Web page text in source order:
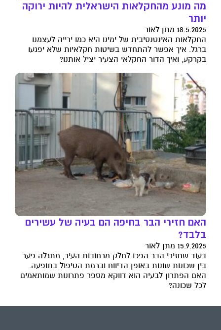
מה מונע מהחקלאות הישראלית להיות ירוקה
יותר
18.5.2025 מתן לאור
החקלאות האינטנסיבית של ימינו היא כמו ירייה לעצמנו
ברגל. איך אפשר להתחדש בשיטות חקלאיות שלא יפגעו
בקרקע, ואיך הדור החקלאי הצעיר יציל אותנו?
האם חזירי הבר בחיפה הם בעיה של עשירים
בלבד?
15.9.2025 מתן לאור
בעוד שחזירי הבר הפכו לחלק מרחובות העיר, מתגלה פער
בין שכונות שונות באופן הדיווח וברמת הטיפול בתופעה.
האם הפתרון לבעיה הוא דווקא מספר פתרונות שמותאמים
לכל שכונה?